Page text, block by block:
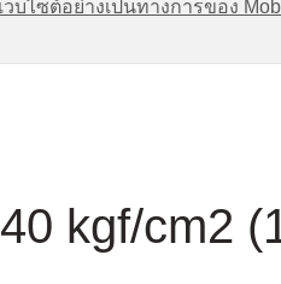
ซต์อย่างเป็นทางการของ
kgf/cm2